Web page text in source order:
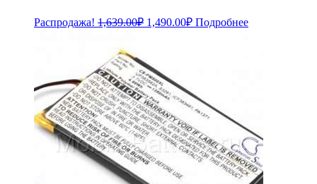
Распродажа! 1,639.00₽ Первоначальная
1,490.00₽Текущая
цена:
Подробнее